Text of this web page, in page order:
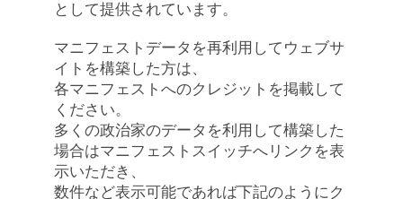
として提供されています。
マニフェストデータを再利用してウェブサ
イトを構築した方は、
各マニフェストへのクレジットを掲載して
ください。
多くの政治家のデータを利用して構築した
場合はマニフェストスイッチへリンクを表
示いただき、
数件など表示可能であれば下記のようにク